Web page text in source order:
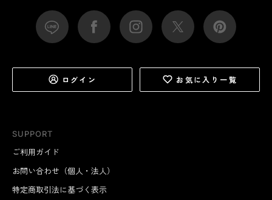
SUPPORT
ご利用ガイド
お問い合わせ（個人・法人）
特定商取引法に基づく表示
ログイン お気に入り一覧